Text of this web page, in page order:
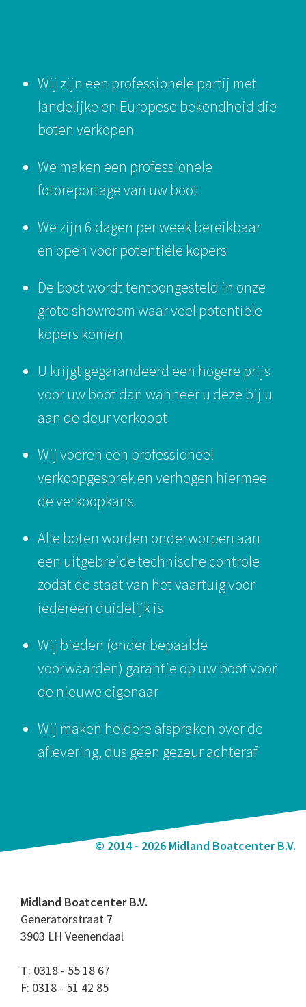
Wij zijn een professionele partij met
landelijke en Europese bekendheid die
boten verkopen
We maken een professionele
fotoreportage van uw boot
We zijn 6 dagen per week bereikbaar
en open voor potentiële kopers
De boot wordt tentoongesteld in onze
grote showroom waar veel potentiële
kopers komen
U krijgt gegarandeerd een hogere prijs
voor uw boot dan wanneer u deze bij u
aan de deur verkoopt
Wij voeren een professioneel
verkoopgesprek en verhogen hiermee
de verkoopkans
Alle boten worden onderworpen aan
een uitgebreide technische controle
zodat de staat van het vaartuig voor
iedereen duidelijk is
Wij bieden (onder bepaalde
voorwaarden) garantie op uw boot voor
de nieuwe eigenaar
Wij maken heldere afspraken over de
aflevering, dus geen gezeur achteraf
© 2014 - 2026 Midland Boatcenter B.V.
Midland Boatcenter B.V.
Generatorstraat 7
3903 LH Veenendaal
T: 0318 - 55 18 67
F: 0318 - 51 42 85